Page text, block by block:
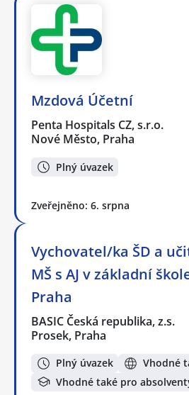
Mzdová Účetní
Penta Hospitals CZ, s.r.o.
Nové Město, Praha
Plný úvazek
Zveřejněno: 6. srpna
Vychovatel/ka ŠD a
MŠ s AJ v základní
Praha
BASIC Česká republika, z.s.
Prosek, Praha
Plný úvazek
Vhodné
Vhodné také pro